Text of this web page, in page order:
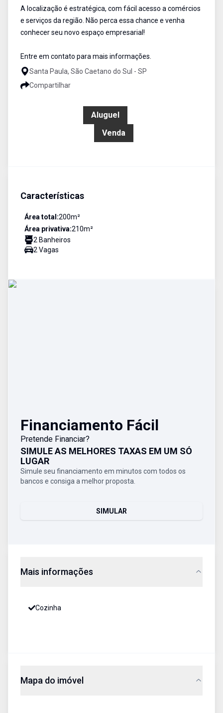
A localização é estratégica, com fácil acesso a comércios
e serviços da região. Não perca essa chance e venha
conhecer seu novo espaço empresarial!
Entre em contato para mais informações.
Santa Paula, São Caetano do Sul - SP
Compartilhar
Aluguel
Venda
Características
Área total:200m²
Área privativa:210m²
2 Banheiros
2 Vagas
Financiamento Fácil
Pretende Financiar?
SIMULE AS MELHORES TAXAS EM UM SÓ
LUGAR
Simule seu financiamento em minutos com todos os
bancos e consiga a melhor proposta.
SIMULAR
Mais informações
Cozinha
Mapa do imóvel